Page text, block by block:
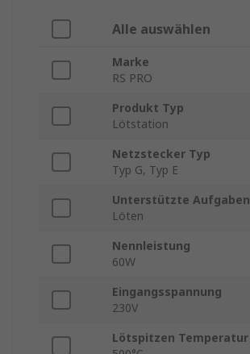
Alle auswählen
Marke
RS PRO
Produkt Typ
Lötstation
Netzstecker Typ
Typ G, Typ E
Unterstützte Aufgaben
Löten
Nennleistung
60W
Eingangsspannung
230V
Lötspitzen Temperatur